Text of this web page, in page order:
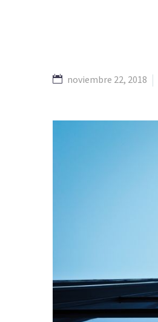
noviembre 22, 2018